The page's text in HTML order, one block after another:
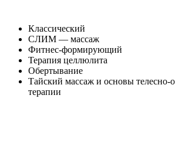
Классический
СЛИМ — массаж
Фитнес-формирующий
Терапия целлюлита
Обертывание
Тайский массаж и основы телесно-
терапии